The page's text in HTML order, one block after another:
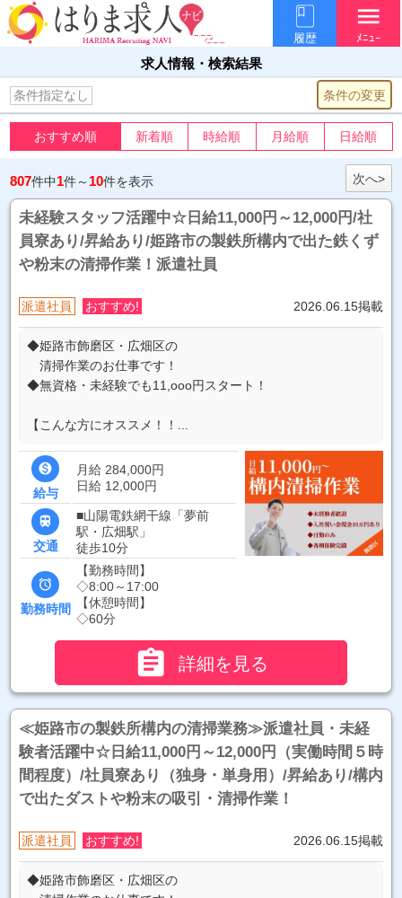
履歴
menu
ﾒﾆｭｰ
求人情報・検索結果
条件の変更
条件指定なし
おすすめ順 新着順 時給順 月給順 日給順
807件中1件～ 10件を表示 次へ>
未経験スタッフ活躍中☆日給11,000円～12,000円/社
員寮あり/昇給あり/姫路市の製鉄所構内で出た鉄くず
や粉末の清掃作業！派遣社員
派遣社員 おすすめ! 2026.06.15掲載
◆姫路市飾磨区・広畑区の
清掃作業のお仕事です！
◆無資格・未経験でも11,ooo円スタート！
【こんな方にオススメ！！...

給与
月給 284,000円
日給 12,000円

交通
■山陽電鉄網干線「夢前
駅・広畑駅」
徒歩10分

勤務時間
【勤務時間】
◇8:00～17:00
【休憩時間】
◇60分
 詳細を見る
≪姫路市の製鉄所構内の清掃業務≫派遣社員・未経
験者活躍中☆日給11,000円～12,000円（実働時間５時
間程度）/社員寮あり（独身・単身用）/昇給あり/構内
で出たダストや粉末の吸引・清掃作業！
派遣社員 おすすめ! 2026.06.15掲載
◆姫路市飾磨区・広畑区の